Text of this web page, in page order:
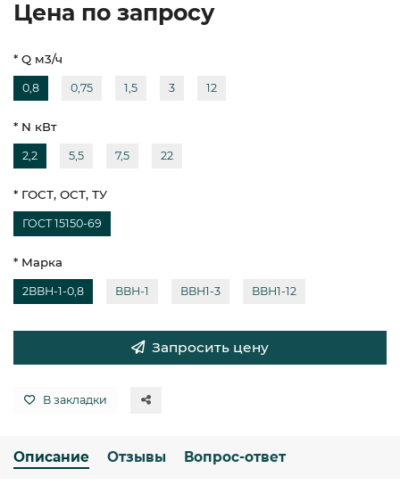
Цена по запросу
* Q м3/ч
0,8 0,75 1,5 3 12
* N кВт
2,2 5,5 7,5 22
* ГОСТ, ОСТ, ТУ
ГОСТ 15150-69
* Марка
2ВВН-1-0,8 ВВН-1 ВВН1-3 ВВН1-12
Запросить цену
В закладки
Описание Отзывы Вопрос-ответ